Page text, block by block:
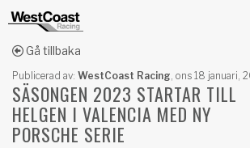
Gå tillbaka
Publicerad av: WestCoast Racing, ons 18 januari,
SÄSONGEN 2023 STARTAR TILL
HELGEN I VALENCIA MED NY
PORSCHE SERIE